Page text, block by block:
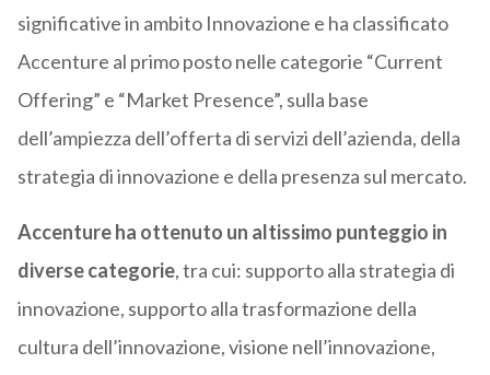
significative in ambito Innovazione e ha classificato
Accenture al primo posto nelle categorie “Current
Offering” e “Market Presence”, sulla base
dell’ampiezza dell’offerta di servizi dell’azienda, della
strategia di innovazione e della presenza sul mercato.
Accenture ha ottenuto un altissimo punteggio in
diverse categorie, tra cui: supporto alla strategia di
innovazione, supporto alla trasformazione della
cultura dell’innovazione, visione nell’innovazione,